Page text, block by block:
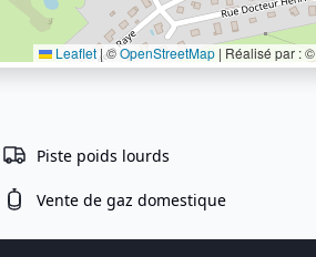
Leaflet|©OpenStreetMap | Réalisé par : ©
Piste poids lourds
Vente de gaz domestique